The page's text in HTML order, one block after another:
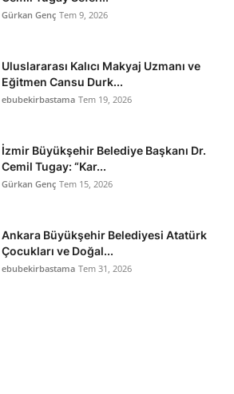
Gürkan Genç Tem 9, 2026
Uluslararası Kalıcı Makyaj Uzmanı ve
Eğitmen Cansu Durk...
ebubekirbastama Tem 19, 2026
İzmir Büyükşehir Belediye Başkanı Dr.
Cemil Tugay: “Kar...
Gürkan Genç Tem 15, 2026
Ankara Büyükşehir Belediyesi Atatürk
Çocukları ve Doğal...
ebubekirbastama Tem 31, 2026